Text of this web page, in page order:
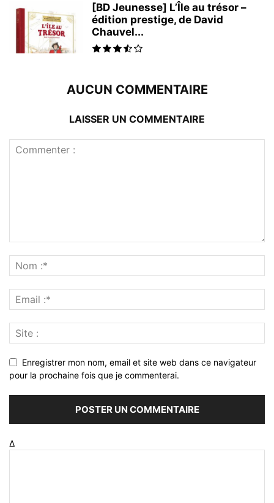
[BD Jeunesse] L’Île au trésor –
édition prestige, de David
Chauvel...
AUCUN COMMENTAIRE
LAISSER UN COMMENTAIRE
Enregistrer mon nom, email et site web dans ce navigateur
pour la prochaine fois que je commenterai.
Δ